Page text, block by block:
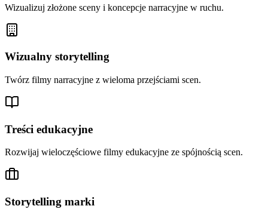
Wizualizuj złożone sceny i koncepcje narracyjne w ruchu.
Wizualny storytelling
Twórz filmy narracyjne z wieloma przejściami scen.
Treści edukacyjne
Rozwijaj wieloczęściowe filmy edukacyjne ze spójnością scen.
Storytelling marki